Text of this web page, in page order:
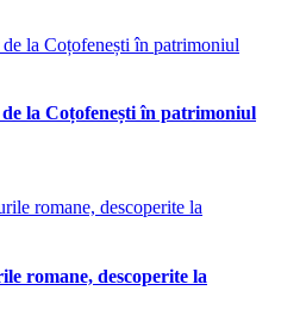
la Coțofenești în patrimoniul
romane, descoperite la